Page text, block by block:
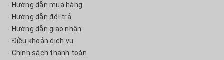
- Hướng dẫn mua hàng
- Hướng dẫn đổi trả
- Hướng dẫn giao nhận
- Điều khoản dịch vụ
- Chính sách thanh toán